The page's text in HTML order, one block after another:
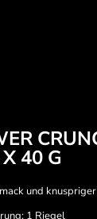
40 G
und
1 Riegel